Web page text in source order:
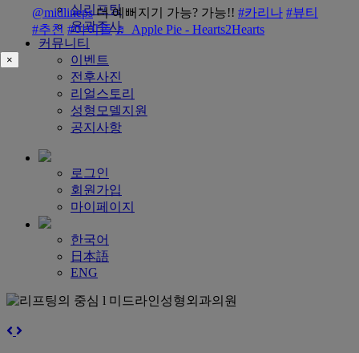
실리프팅
윤곽주사
커뮤니티
이벤트
전후사진
리얼스토리
성형모델지원
공지사항
로그인
회원가입
마이페이지
한국어
日本語
ENG
@midlineps더 예뻐지기 가능? 가능!! #카리나 #뷰티
#추천 #아이돌 ♬ Apple Pie - Hearts2Hearts
×